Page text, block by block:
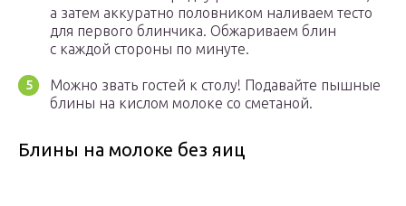
а затем аккуратно половником наливаем тесто
для первого блинчика. Обжариваем блин
с каждой стороны по минуте.
Можно звать гостей к столу! Подавайте пышные
блины на кислом молоке со сметаной.
Блины на молоке без яиц